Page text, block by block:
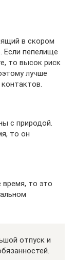
в скором
Если пепелище
то высок риск
лучше
с природой.
то он
время, то это
отпуск и